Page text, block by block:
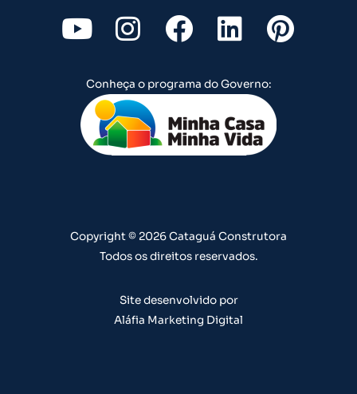
Y
o
u
t
u
b
I
n
s
t
a
g
m
F
a
c
e
b
o
L
i
n
k
e
d
P
i
t
Conheça o programa do Governo:
Copyright © 2026 Cataguá Construtora
Todos os direitos reservados.
Site desenvolvido por
Aláfia Marketing Digital